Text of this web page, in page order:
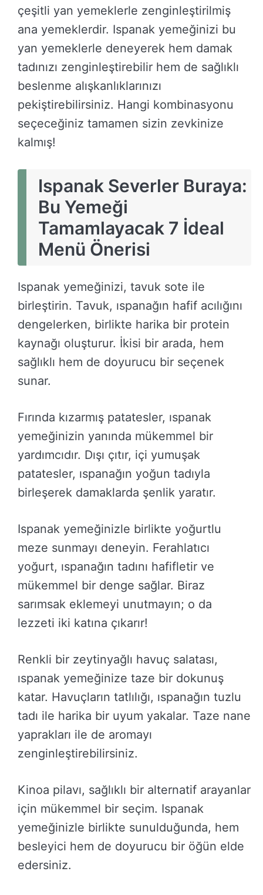
çeşitli yan yemeklerle zenginleştirilmiş
ana yemeklerdir. Ispanak yemeğinizi bu
yan yemeklerle deneyerek hem damak
tadınızı zenginleştirebilir hem de sağlıklı
beslenme alışkanlıklarınızı
pekiştirebilirsiniz. Hangi kombinasyonu
seçeceğiniz tamamen sizin zevkinize
kalmış!
Ispanak Severler Buraya:
Bu Yemeği
Tamamlayacak 7 İdeal
Menü Önerisi
Ispanak yemeğinizi, tavuk sote ile
birleştirin. Tavuk, ıspanağın hafif acılığını
dengelerken, birlikte harika bir protein
kaynağı oluşturur. İkisi bir arada, hem
sağlıklı hem de doyurucu bir seçenek
sunar.
Fırında kızarmış patatesler, ıspanak
yemeğinizin yanında mükemmel bir
yardımcıdır. Dışı çıtır, içi yumuşak
patatesler, ıspanağın yoğun tadıyla
birleşerek damaklarda şenlik yaratır.
Ispanak yemeğinizle birlikte yoğurtlu
meze sunmayı deneyin. Ferahlatıcı
yoğurt, ıspanağın tadını hafifletir ve
mükemmel bir denge sağlar. Biraz
sarımsak eklemeyi unutmayın; o da
lezzeti iki katına çıkarır!
Renkli bir zeytinyağlı havuç salatası,
ıspanak yemeğinize taze bir dokunuş
katar. Havuçların tatlılığı, ıspanağın tuzlu
tadı ile harika bir uyum yakalar. Taze nane
yaprakları ile de aromayı
zenginleştirebilirsiniz.
Kinoa pilavı, sağlıklı bir alternatif arayanlar
için mükemmel bir seçim. Ispanak
yemeğinizle birlikte sunulduğunda, hem
besleyici hem de doyurucu bir öğün elde
edersiniz.